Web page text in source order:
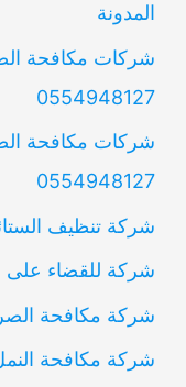
المدونة
شركات مكافحة
0554948127
شركات مكافحة
0554948127
شركة تنظيف الستائر
شركة للقضاء على
شركة مكافحة الصراصير
شركة مكافحة النمل